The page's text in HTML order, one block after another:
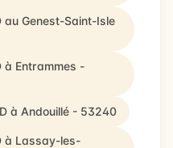
au Genest-Saint-Isle
à Entrammes -
à Andouillé - 53240
à Lassay-les-